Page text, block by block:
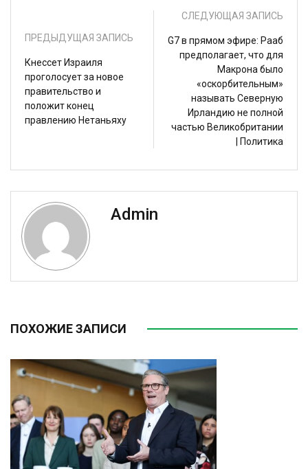
ПРЕДЫДУЩАЯ ЗАПИСЬ
Кнессет Израиля
проголосует за новое
правительство и
положит конец
правлению Нетаньяху
СЛЕДУЮЩАЯ ЗАПИСЬ
G7 в прямом эфире: Рааб
предполагает, что для
Макрона было
«оскорбительным»
называть Северную
Ирландию не полной
частью Великобритании
| Политика
Admin
ПОХОЖИЕ ЗАПИСИ